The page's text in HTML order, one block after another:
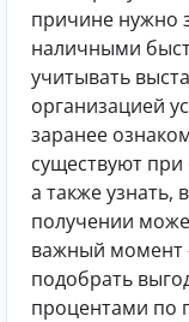
причине нужно
наличными
учитывать
организацией
заранее
существуют
а также узнать,
получении
важный момент
подобрать
процентами по